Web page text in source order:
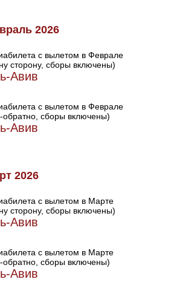
2026
с вылетом в Феврале
сторону, сборы включены)
Авив
с вылетом в Феврале
обратно, сборы включены)
Авив
2026
с вылетом в Марте
сторону, сборы включены)
Авив
с вылетом в Марте
обратно, сборы включены)
Авив